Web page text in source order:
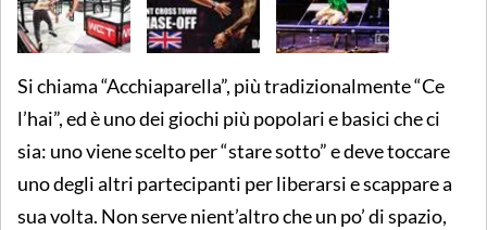
Si chiama “Acchiaparella”, più tradizionalmente “Ce
l’hai”, ed è uno dei giochi più popolari e basici che ci
sia: uno viene scelto per “stare sotto” e deve toccare
uno degli altri partecipanti per liberarsi e scappare a
sua volta. Non serve nient’altro che un po’ di spazio,